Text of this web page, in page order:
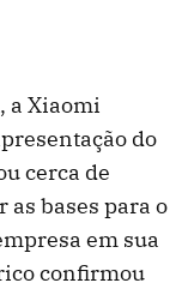
a Xiaomi
do
cerca de
bases para o
em sua
confirmou